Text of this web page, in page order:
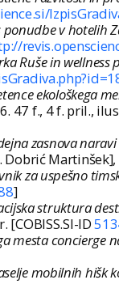
v hotelih
Ruše in
ekološkega
47 f., 4 f. pril.,
zasnova
Dobrić
za uspešno
]
struktura
[COBISS.SI-ID
mesta concierge
mobilnih hišk